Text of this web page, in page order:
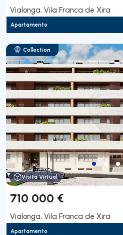
Vialonga, Vila Franca de Xira
Apartamento
Collection
Visita Virtual
710 000 €
Vialonga, Vila Franca de Xira
Apartamento